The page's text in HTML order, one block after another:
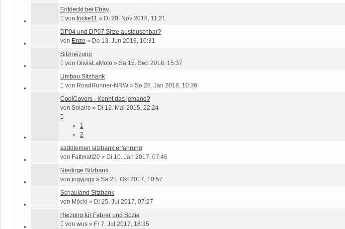
Entdeckt bei Ebay
von locke11 » Di 20. Nov 2018, 11:21
DP04 und DP07 Sitze austauschbar?
von Enzo » Do 13. Jun 2019, 10:31
Sitzheizung
von OliviaLaMoto » Sa 15. Sep 2018, 15:37
Umbau Sitzbank
von RoadRunner-NRW» So 28. Jan 2018, 10:36
CoolCovers - Kennt das jemand?
von Solaire » Di 12. Mai 2015, 22:24
1
2
saddlemen sitzbank erfahrung
von Fattmatt20 » Di 10. Jan 2017, 07:46
Niedrige Sitzbank
von jogyjogy » Sa 21. Okt 2017, 10:57
Schauland Sitzbank
von Möcki » Di 25. Jul 2017, 07:27
Heizung für Fahrer und Sozia
von wus » Fr 7. Jul 2017, 18:35